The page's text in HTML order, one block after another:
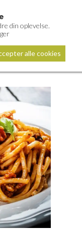
din oplevelse.
alle cookies